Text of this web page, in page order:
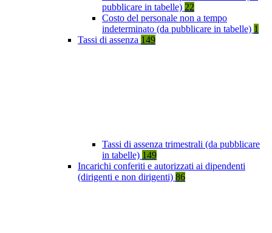
pubblicare in tabelle) 22
Costo del personale non a tempo
indeterminato (da pubblicare in tabelle) 1
Tassi di assenza 149
Tassi di assenza trimestrali (da pubblicare
in tabelle) 149
Incarichi conferiti e autorizzati ai dipendenti
(dirigenti e non dirigenti) 86